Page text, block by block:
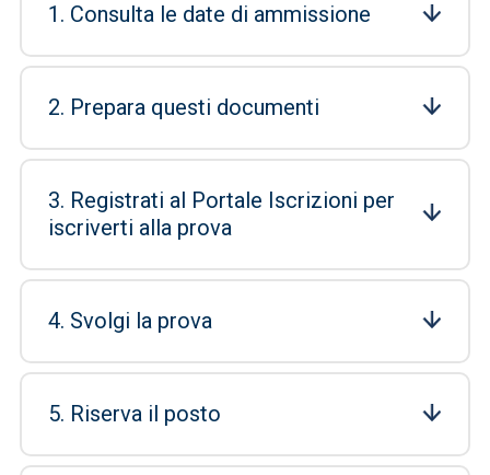
1. Consulta le date di ammissione
2. Prepara questi documenti
3. Registrati al Portale Iscrizioni per
iscriverti alla prova
4. Svolgi la prova
5. Riserva il posto